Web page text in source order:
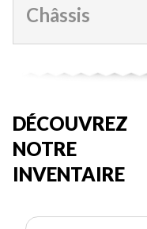
Châssis
DÉCOUVREZ
NOTRE
INVENTAIRE